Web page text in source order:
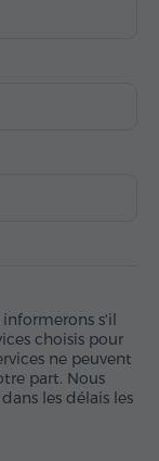
s'il
choisis pour
ne peuvent
part. Nous
les délais les